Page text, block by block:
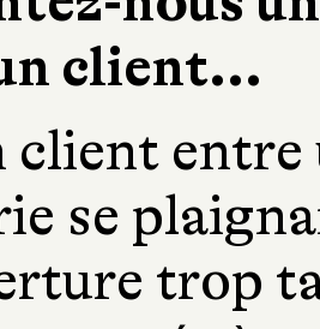
client...
client entre
se
trop